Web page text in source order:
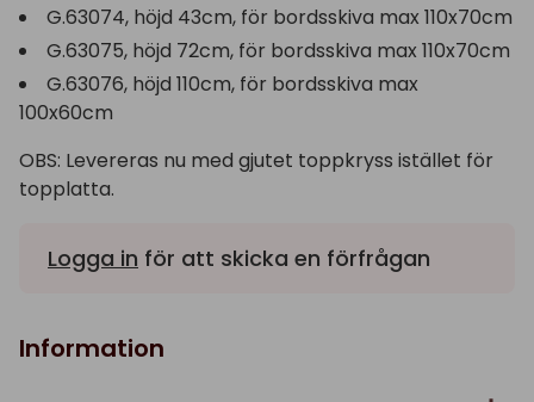
G.63074, höjd 43cm, för bordsskiva max 110x70cm
G.63075, höjd 72cm, för bordsskiva max 110x70cm
G.63076, höjd 110cm, för bordsskiva max
100x60cm
OBS: Levereras nu med gjutet toppkryss istället för
topplatta.
Logga in för att skicka en förfrågan
Information